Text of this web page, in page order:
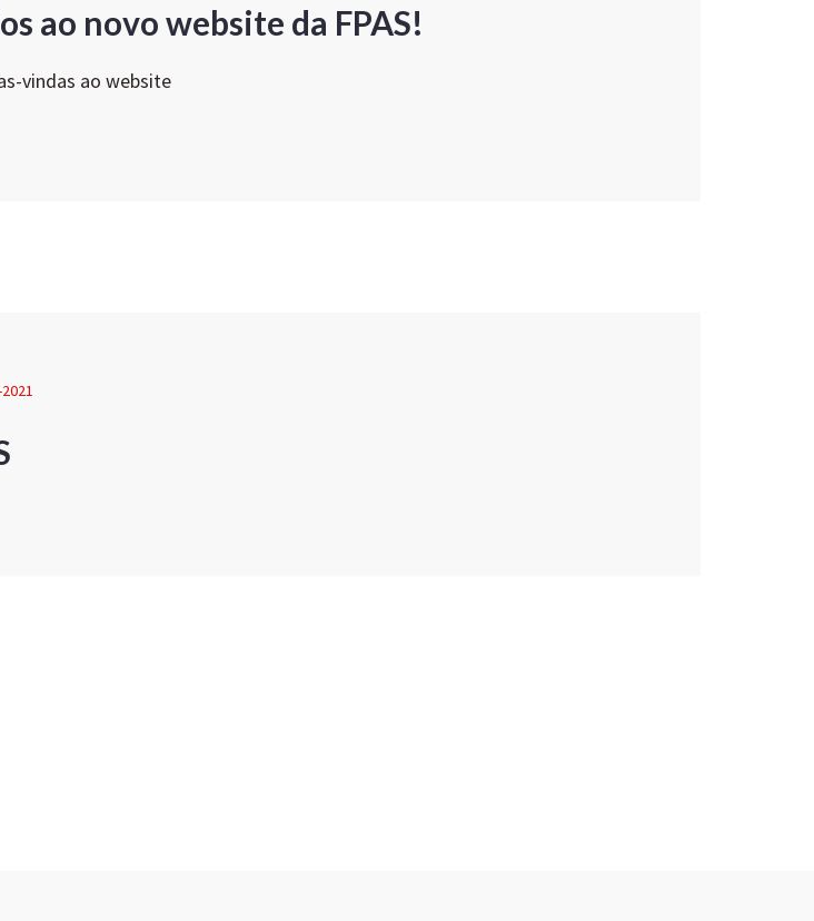
ao novo website da FPAS!
vindas ao website